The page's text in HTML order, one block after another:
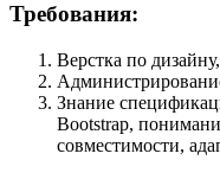
Требования:
Верстка по
Знание
Bootstrap,
совместимости,